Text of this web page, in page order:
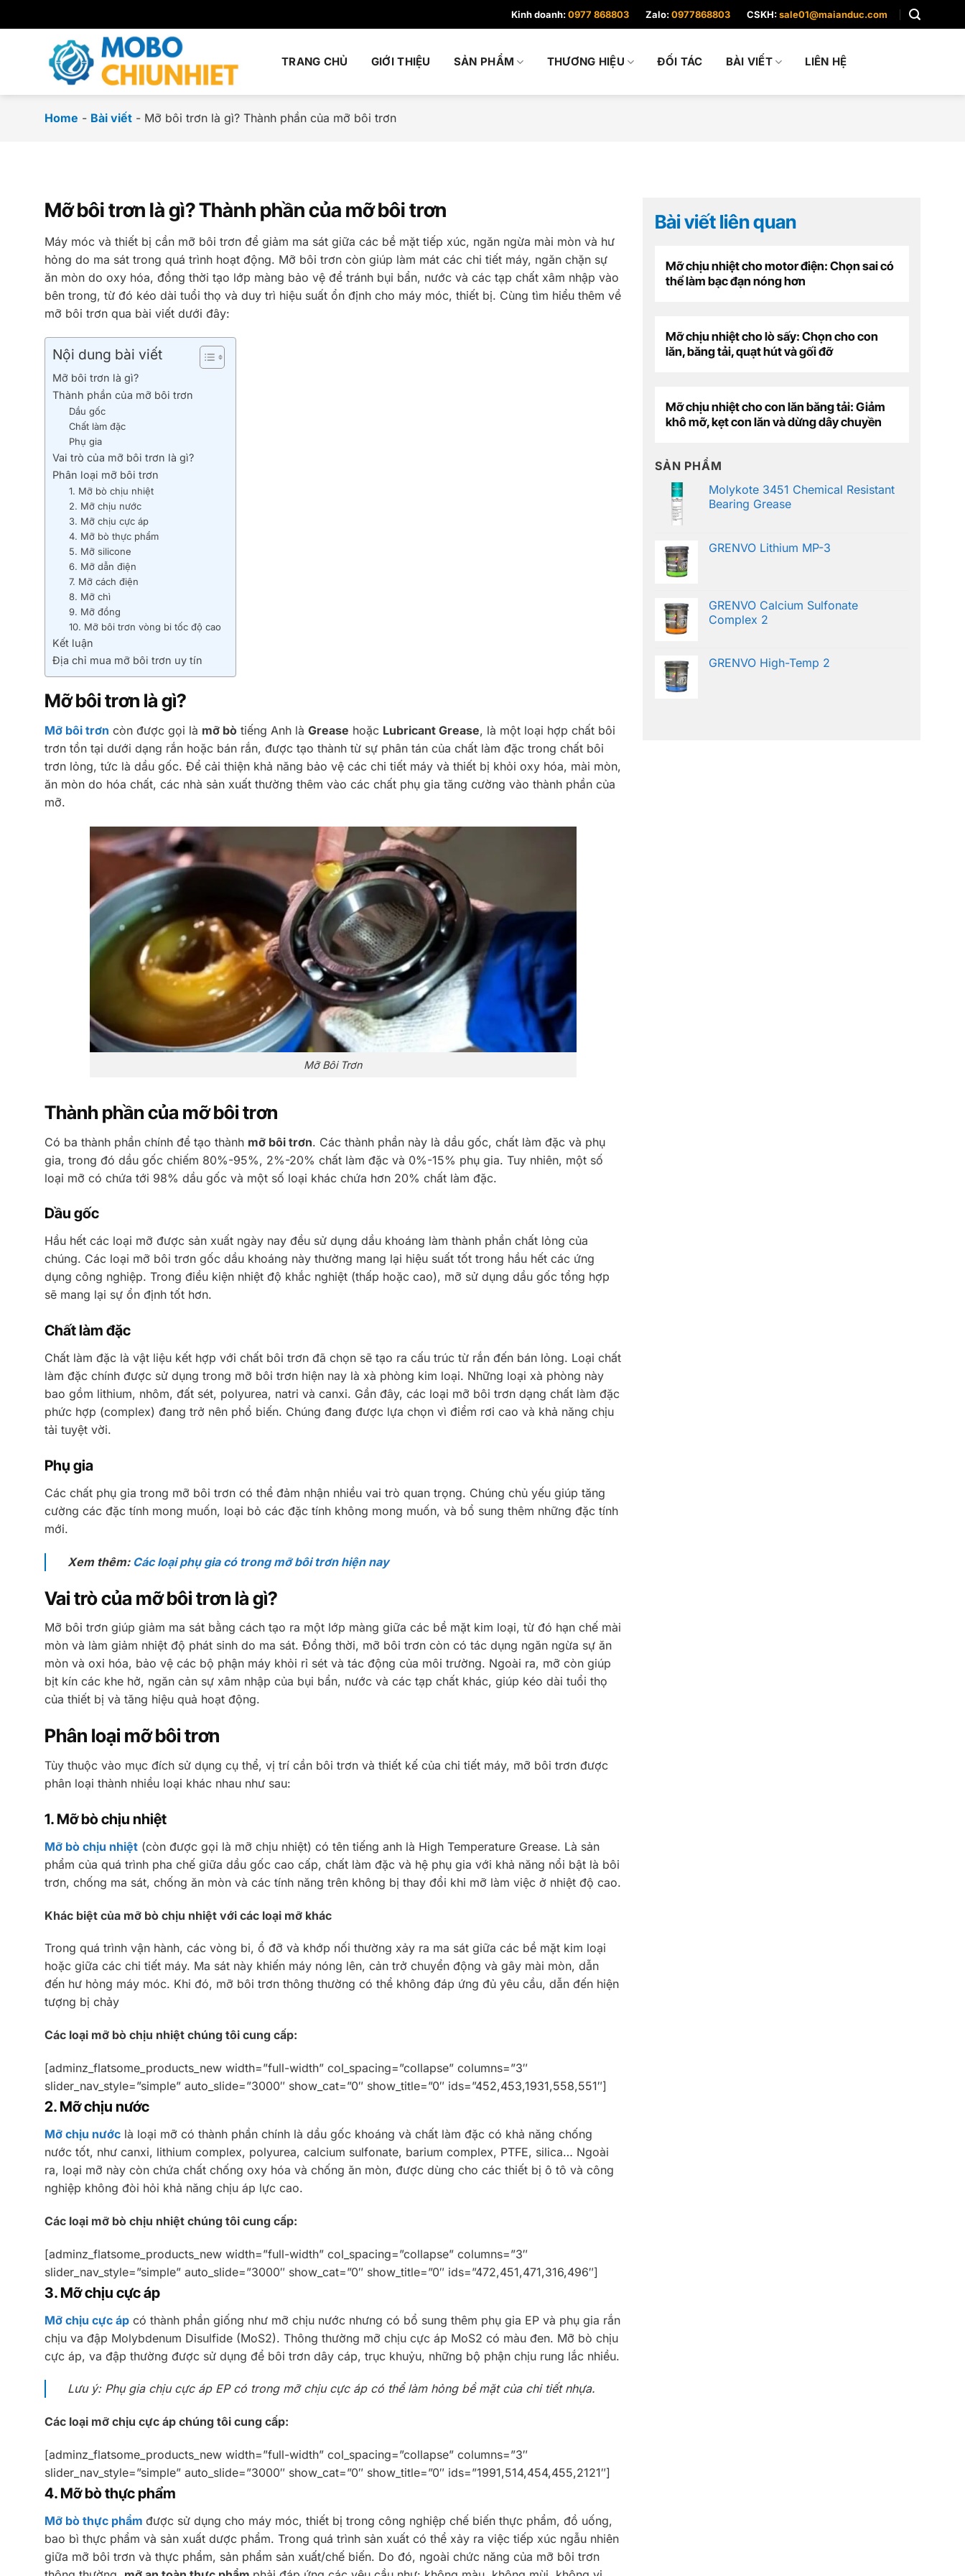
đến
Kinh doanh:0977 868803 Zalo:0977868803 CSKH:sale01@maianduc.com
TRANG CHỦ GIỚI THIỆU SẢN PHẨM THƯƠNG HIỆU ĐỐI TÁC BÀI VIẾT LIÊN HỆ
Home - Bài viết - Mỡ bôi trơn là gì? Thành phần của mỡ bôi trơn
Mỡ bôi trơn là gì? Thành phần của mỡ bôi trơn
Máy móc và thiết bị cần mỡ bôi trơn để giảm ma sát giữa các bề mặt tiếp xúc, ngăn ngừa mài mòn và hư
hỏng do ma sát trong quá trình hoạt động. Mỡ bôi trơn còn giúp làm mát các chi tiết máy, ngăn chặn sự
ăn mòn do oxy hóa, đồng thời tạo lớp màng bảo vệ để tránh bụi bẩn, nước và các tạp chất xâm nhập vào
bên trong, từ đó kéo dài tuổi thọ và duy trì hiệu suất ổn định cho máy móc, thiết bị. Cùng tìm hiểu thêm về
mỡ bôi trơn qua bài viết dưới đây:
Nội dung bài viết
Mỡ bôi trơn là gì?
Thành phần của mỡ bôi trơn
Dầu gốc
Chất làm đặc
Phụ gia
Vai trò của mỡ bôi trơn là gì?
Phân loại mỡ bôi trơn
1. Mỡ bò chịu nhiệt
2. Mỡ chịu nước
3. Mỡ chịu cực áp
4. Mỡ bò thực phẩm
5. Mỡ silicone
6. Mỡ dẫn điện
7. Mỡ cách điện
8. Mỡ chì
9. Mỡ đồng
10. Mỡ bôi trơn vòng bi tốc độ cao
Kết luận
Địa chỉ mua mỡ bôi trơn uy tín
Mỡ bôi trơn là gì?
Mỡ bôi trơn còn được gọi là mỡ bò tiếng Anh là Grease hoặc Lubricant Grease, là một loại hợp chất bôi
trơn tồn tại dưới dạng rắn hoặc bán rắn, được tạo thành từ sự phân tán của chất làm đặc trong chất bôi
trơn lỏng, tức là dầu gốc. Để cải thiện khả năng bảo vệ các chi tiết máy và thiết bị khỏi oxy hóa, mài mòn,
ăn mòn do hóa chất, các nhà sản xuất thường thêm vào các chất phụ gia tăng cường vào thành phần của
mỡ.
Mỡ Bôi Trơn
Thành phần của mỡ bôi trơn
Có ba thành phần chính để tạo thành mỡ bôi trơn. Các thành phần này là dầu gốc, chất làm đặc và phụ
gia, trong đó dầu gốc chiếm 80%-95%, 2%-20% chất làm đặc và 0%-15% phụ gia. Tuy nhiên, một số
loại mỡ có chứa tới 98% dầu gốc và một số loại khác chứa hơn 20% chất làm đặc.
Dầu gốc
Hầu hết các loại mỡ được sản xuất ngày nay đều sử dụng dầu khoáng làm thành phần chất lỏng của
chúng. Các loại mỡ bôi trơn gốc dầu khoáng này thường mang lại hiệu suất tốt trong hầu hết các ứng
dụng công nghiệp. Trong điều kiện nhiệt độ khắc nghiệt (thấp hoặc cao), mỡ sử dụng dầu gốc tổng hợp
sẽ mang lại sự ổn định tốt hơn.
Chất làm đặc
Chất làm đặc là vật liệu kết hợp với chất bôi trơn đã chọn sẽ tạo ra cấu trúc từ rắn đến bán lỏng. Loại chất
làm đặc chính được sử dụng trong mỡ bôi trơn hiện nay là xà phòng kim loại. Những loại xà phòng này
bao gồm lithium, nhôm, đất sét, polyurea, natri và canxi. Gần đây, các loại mỡ bôi trơn dạng chất làm đặc
phức hợp (complex) đang trở nên phổ biến. Chúng đang được lựa chọn vì điểm rơi cao và khả năng chịu
tải tuyệt vời.
Phụ gia
Các chất phụ gia trong mỡ bôi trơn có thể đảm nhận nhiều vai trò quan trọng. Chúng chủ yếu giúp tăng
cường các đặc tính mong muốn, loại bỏ các đặc tính không mong muốn, và bổ sung thêm những đặc tính
mới.
Xem thêm: Các loại phụ gia có trong mỡ bôi trơn hiện nay
Vai trò của mỡ bôi trơn là gì?
Mỡ bôi trơn giúp giảm ma sát bằng cách tạo ra một lớp màng giữa các bề mặt kim loại, từ đó hạn chế mài
mòn và làm giảm nhiệt độ phát sinh do ma sát. Đồng thời, mỡ bôi trơn còn có tác dụng ngăn ngừa sự ăn
mòn và oxi hóa, bảo vệ các bộ phận máy khỏi rỉ sét và tác động của môi trường. Ngoài ra, mỡ còn giúp
bịt kín các khe hở, ngăn cản sự xâm nhập của bụi bẩn, nước và các tạp chất khác, giúp kéo dài tuổi thọ
của thiết bị và tăng hiệu quả hoạt động.
Phân loại mỡ bôi trơn
Tùy thuộc vào mục đích sử dụng cụ thể, vị trí cần bôi trơn và thiết kế của chi tiết máy, mỡ bôi trơn được
phân loại thành nhiều loại khác nhau như sau:
1. Mỡ bò chịu nhiệt
Mỡ bò chịu nhiệt (còn được gọi là mỡ chịu nhiệt) có tên tiếng anh là High Temperature Grease. Là sản
phẩm của quá trình pha chế giữa dầu gốc cao cấp, chất làm đặc và hệ phụ gia với khả năng nổi bật là bôi
trơn, chống ma sát, chống ăn mòn và các tính năng trên không bị thay đổi khi mỡ làm việc ở nhiệt độ cao.
Khác biệt của mỡ bò chịu nhiệt với các loại mỡ khác
Trong quá trình vận hành, các vòng bi, ổ đỡ và khớp nối thường xảy ra ma sát giữa các bề mặt kim loại
hoặc giữa các chi tiết máy. Ma sát này khiến máy nóng lên, cản trở chuyển động và gây mài mòn, dẫn
đến hư hỏng máy móc. Khi đó, mỡ bôi trơn thông thường có thể không đáp ứng đủ yêu cầu, dẫn đến hiện
tượng bị chảy
Các loại mỡ bò chịu nhiệt chúng tôi cung cấp:
[adminz_flatsome_products_new width=”full-width” col_spacing=”collapse” columns=”3″
slider_nav_style=”simple” auto_slide=”3000″ show_cat=”0″ show_title=”0″ ids=”452,453,1931,558,551″]
2. Mỡ chịu nước
Mỡ chịu nước là loại mỡ có thành phần chính là dầu gốc khoáng và chất làm đặc có khả năng chống
nước tốt, như canxi, lithium complex, polyurea, calcium sulfonate, barium complex, PTFE, silica… Ngoài
ra, loại mỡ này còn chứa chất chống oxy hóa và chống ăn mòn, được dùng cho các thiết bị ô tô và công
nghiệp không đòi hỏi khả năng chịu áp lực cao.
Các loại mỡ bò chịu nhiệt chúng tôi cung cấp:
[adminz_flatsome_products_new width=”full-width” col_spacing=”collapse” columns=”3″
slider_nav_style=”simple” auto_slide=”3000″ show_cat=”0″ show_title=”0″ ids=”472,451,471,316,496″]
3. Mỡ chịu cực áp
Mỡ chịu cực áp có thành phần giống như mỡ chịu nước nhưng có bổ sung thêm phụ gia EP và phụ gia rắn
chịu va đập Molybdenum Disulfide (MoS2). Thông thường mỡ chịu cực áp MoS2 có màu đen. Mỡ bò chịu
cực áp, va đập thường được sử dụng để bôi trơn dây cáp, trục khuỷu, những bộ phận chịu rung lắc nhiều.
Lưu ý: Phụ gia chịu cực áp EP có trong mỡ chịu cực áp có thể làm hỏng bề mặt của chi tiết nhựa.
Các loại mỡ chịu cực áp chúng tôi cung cấp:
[adminz_flatsome_products_new width=”full-width” col_spacing=”collapse” columns=”3″
slider_nav_style=”simple” auto_slide=”3000″ show_cat=”0″ show_title=”0″ ids=”1991,514,454,455,2121″]
4. Mỡ bò thực phẩm
Mỡ bò thực phẩm được sử dụng cho máy móc, thiết bị trong công nghiệp chế biến thực phẩm, đồ uống,
bao bì thực phẩm và sản xuất dược phẩm. Trong quá trình sản xuất có thể xảy ra việc tiếp xúc ngẫu nhiên
giữa mỡ bôi trơn và thực phẩm, sản phẩm sản xuất/chế biến. Do đó, ngoài chức năng của mỡ bôi trơn
Bài viết liên quan
Mỡ chịu nhiệt cho motor điện: Chọn sai có
thể làm bạc đạn nóng hơn
Mỡ chịu nhiệt cho lò sấy: Chọn cho con
lăn, băng tải, quạt hút và gối đỡ
Mỡ chịu nhiệt cho con lăn băng tải: Giảm
khô mỡ, kẹt con lăn và dừng dây chuyền
SẢN PHẨM
Molykote 3451 Chemical Resistant
Bearing Grease
GRENVO Lithium MP-3
GRENVO Calcium Sulfonate
Complex 2
GRENVO High-Temp 2